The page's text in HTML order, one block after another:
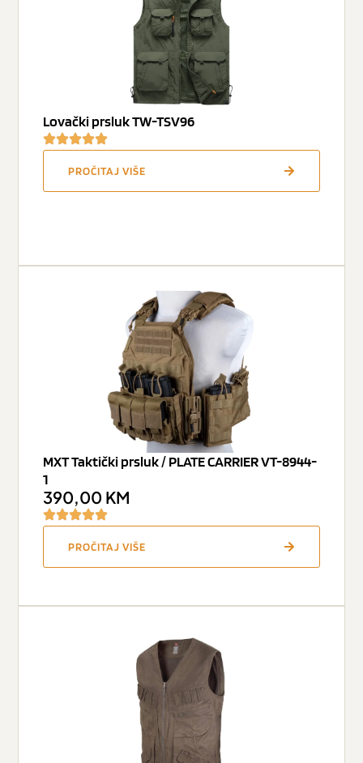
Lovački prsluk TW-TSV96
PROČITAJ VIŠE
MXT Taktički prsluk / PLATE CARRIER VT-8944-
1
390,00 KM
PROČITAJ VIŠE